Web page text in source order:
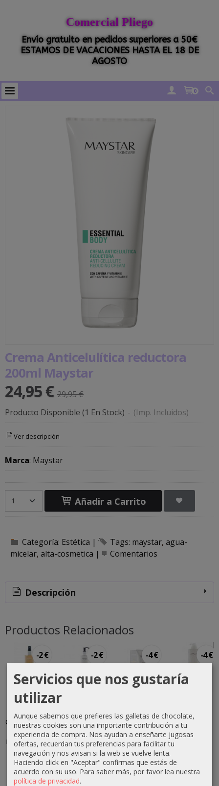
Comercial Pliego
Envío gratuito en pedidos superiores a 50€
ESTAMOS DE VACACIONES HASTA EL 18 DE
AGOSTO
0
Crema Anticelulítica reductora
200ml Maystar
24,95 € 29,95 €
Producto Disponible (1 En Stock) - (Imp. Incluidos)
Ver descripción
Marca: Maystar
Añadir a Carrito
Categoría: Estética | Tags: maystar agua-
micelar alta-cosmetica | Comentarios
Descripción
Productos Relacionados
-2 €
Loción
cutis secos
y
normales...
7,41 €
9,41 €
-2 €
limpiadora
cutis
mixtos y...
11,30 €
13,30 €
-4 €
despigmentante
activa
200ml...
23,28 €
27,28 €
-4 €
almendras
dulces
1000ml...
Servicios que nos gustaría
utilizar
Aunque sabemos que prefieres las galletas de chocolate,
nuestras cookies son una importante contribución a tu
experiencia de compra. Nos ayudan a enseñarte jugosas
ofertas, recuerdan tus preferencias para facilitar tu
navegación y nos avisan si la web se vuelve lenta.
Haciendo click en "Aceptar" confirmas que estás de
acuerdo con su uso. Para saber más, por favor lea nuestra
política de privacidad.